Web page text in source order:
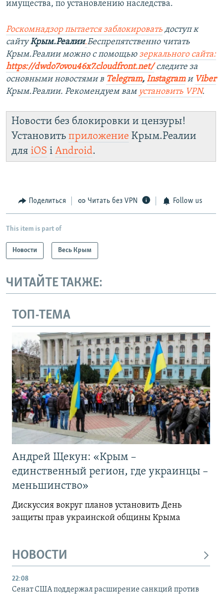
имущества, по установлению наследства.
Роскомнадзор пытается заблокировать доступ к
сайтуКрым.Реалии.Беспрепятственно читать
Крым.Реалии можно с помощью зеркального сайта:
https://dwdo7ovou46x7.cloudfront.net/ следите за
основными новостями в Telegram, Instagramи Viber
Крым.Реалии. Рекомендуем вам установить VPN.
Новости без блокировки и цензуры!
Установить приложение Крым.Реалии
для iOS і Android.
Поделиться Читать без VPN Follow us
This item is part of
Новости Весь Крым
ЧИТАЙТЕ ТАКЖЕ:
ТОП-ТЕМА
Андрей Щекун: «Крым –
единственный регион, где украинцы –
меньшинство»
Дискуссия вокруг планов установить День
защиты прав украинской общины Крыма
НОВОСТИ
22:08
Сенат США поддержал расширение санкций против